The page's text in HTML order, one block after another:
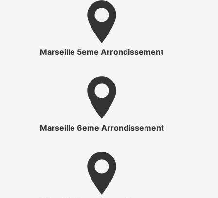
Marseille 5eme Arrondissement
Marseille 6eme Arrondissement